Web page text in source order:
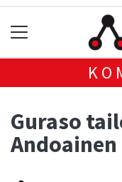
Guraso
Andoainen